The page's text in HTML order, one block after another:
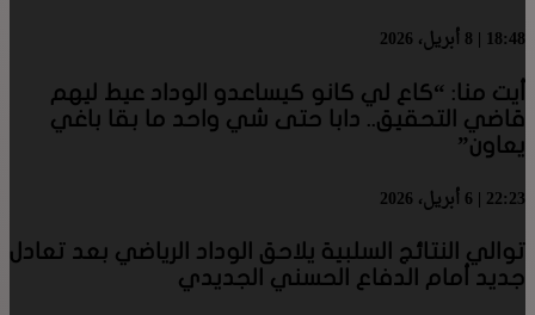
18:48 | 8 أبريل، 2026
أيت منا: “كاع لي كانو كيساعدو الوداد عيط ليهم
قاضي التحقيق.. دابا حتى شي واحد ما بقا باغي
يعاون”
22:23 | 6 أبريل، 2026
توالي النتائج السلبية يلاحق الوداد الرياضي بعد تعادل
جديد أمام الدفاع الحسني الجديدي